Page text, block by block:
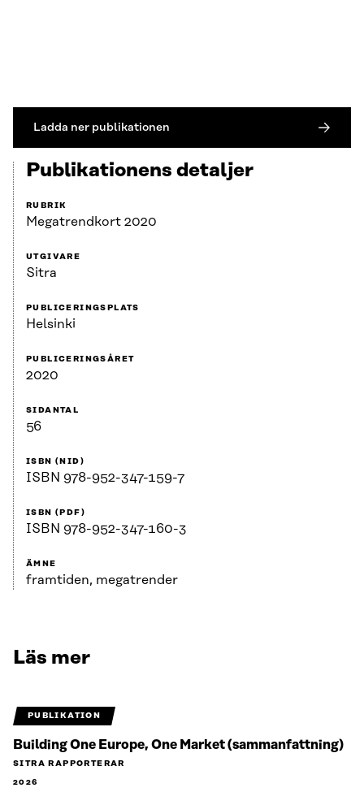
Ladda ner publikationen
Publikationens detaljer
RUBRIK
Megatrendkort 2020
UTGIVARE
Sitra
PUBLICERINGSPLATS
Helsinki
PUBLICERINGSÅRET
2020
SIDANTAL
56
ISBN (NID)
ISBN 978-952-347-159-7
ISBN (PDF)
ISBN 978-952-347-160-3
ÄMNE
framtiden, megatrender
Läs mer
PUBLIKATION
Building One Europe, One Market (sammanfattning)
SITRA RAPPORTERAR
2026